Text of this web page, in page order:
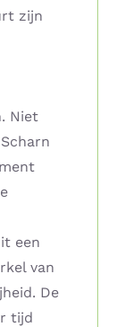
zijn
Niet
een
van
De
tijd